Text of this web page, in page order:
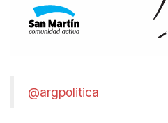
@argpolitica